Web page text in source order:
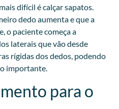
difícil é calçar sapatos.
dedo aumenta e que a
o paciente começa a
laterais que vão desde
rígidas dos dedos, podendo
importante.
para o